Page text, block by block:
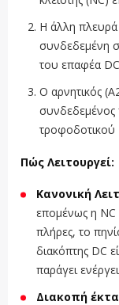
Η άλλη πλευρά
συνδεδεμένη
του επαφέα
Ο αρνητικός
συνδεδεμένος
τροφοδοτικού
Πώς Λειτουργεί:
Κανονική
επομένως η NC
πλήρες, το
διακόπτης DC
παράγει
Διακοπή